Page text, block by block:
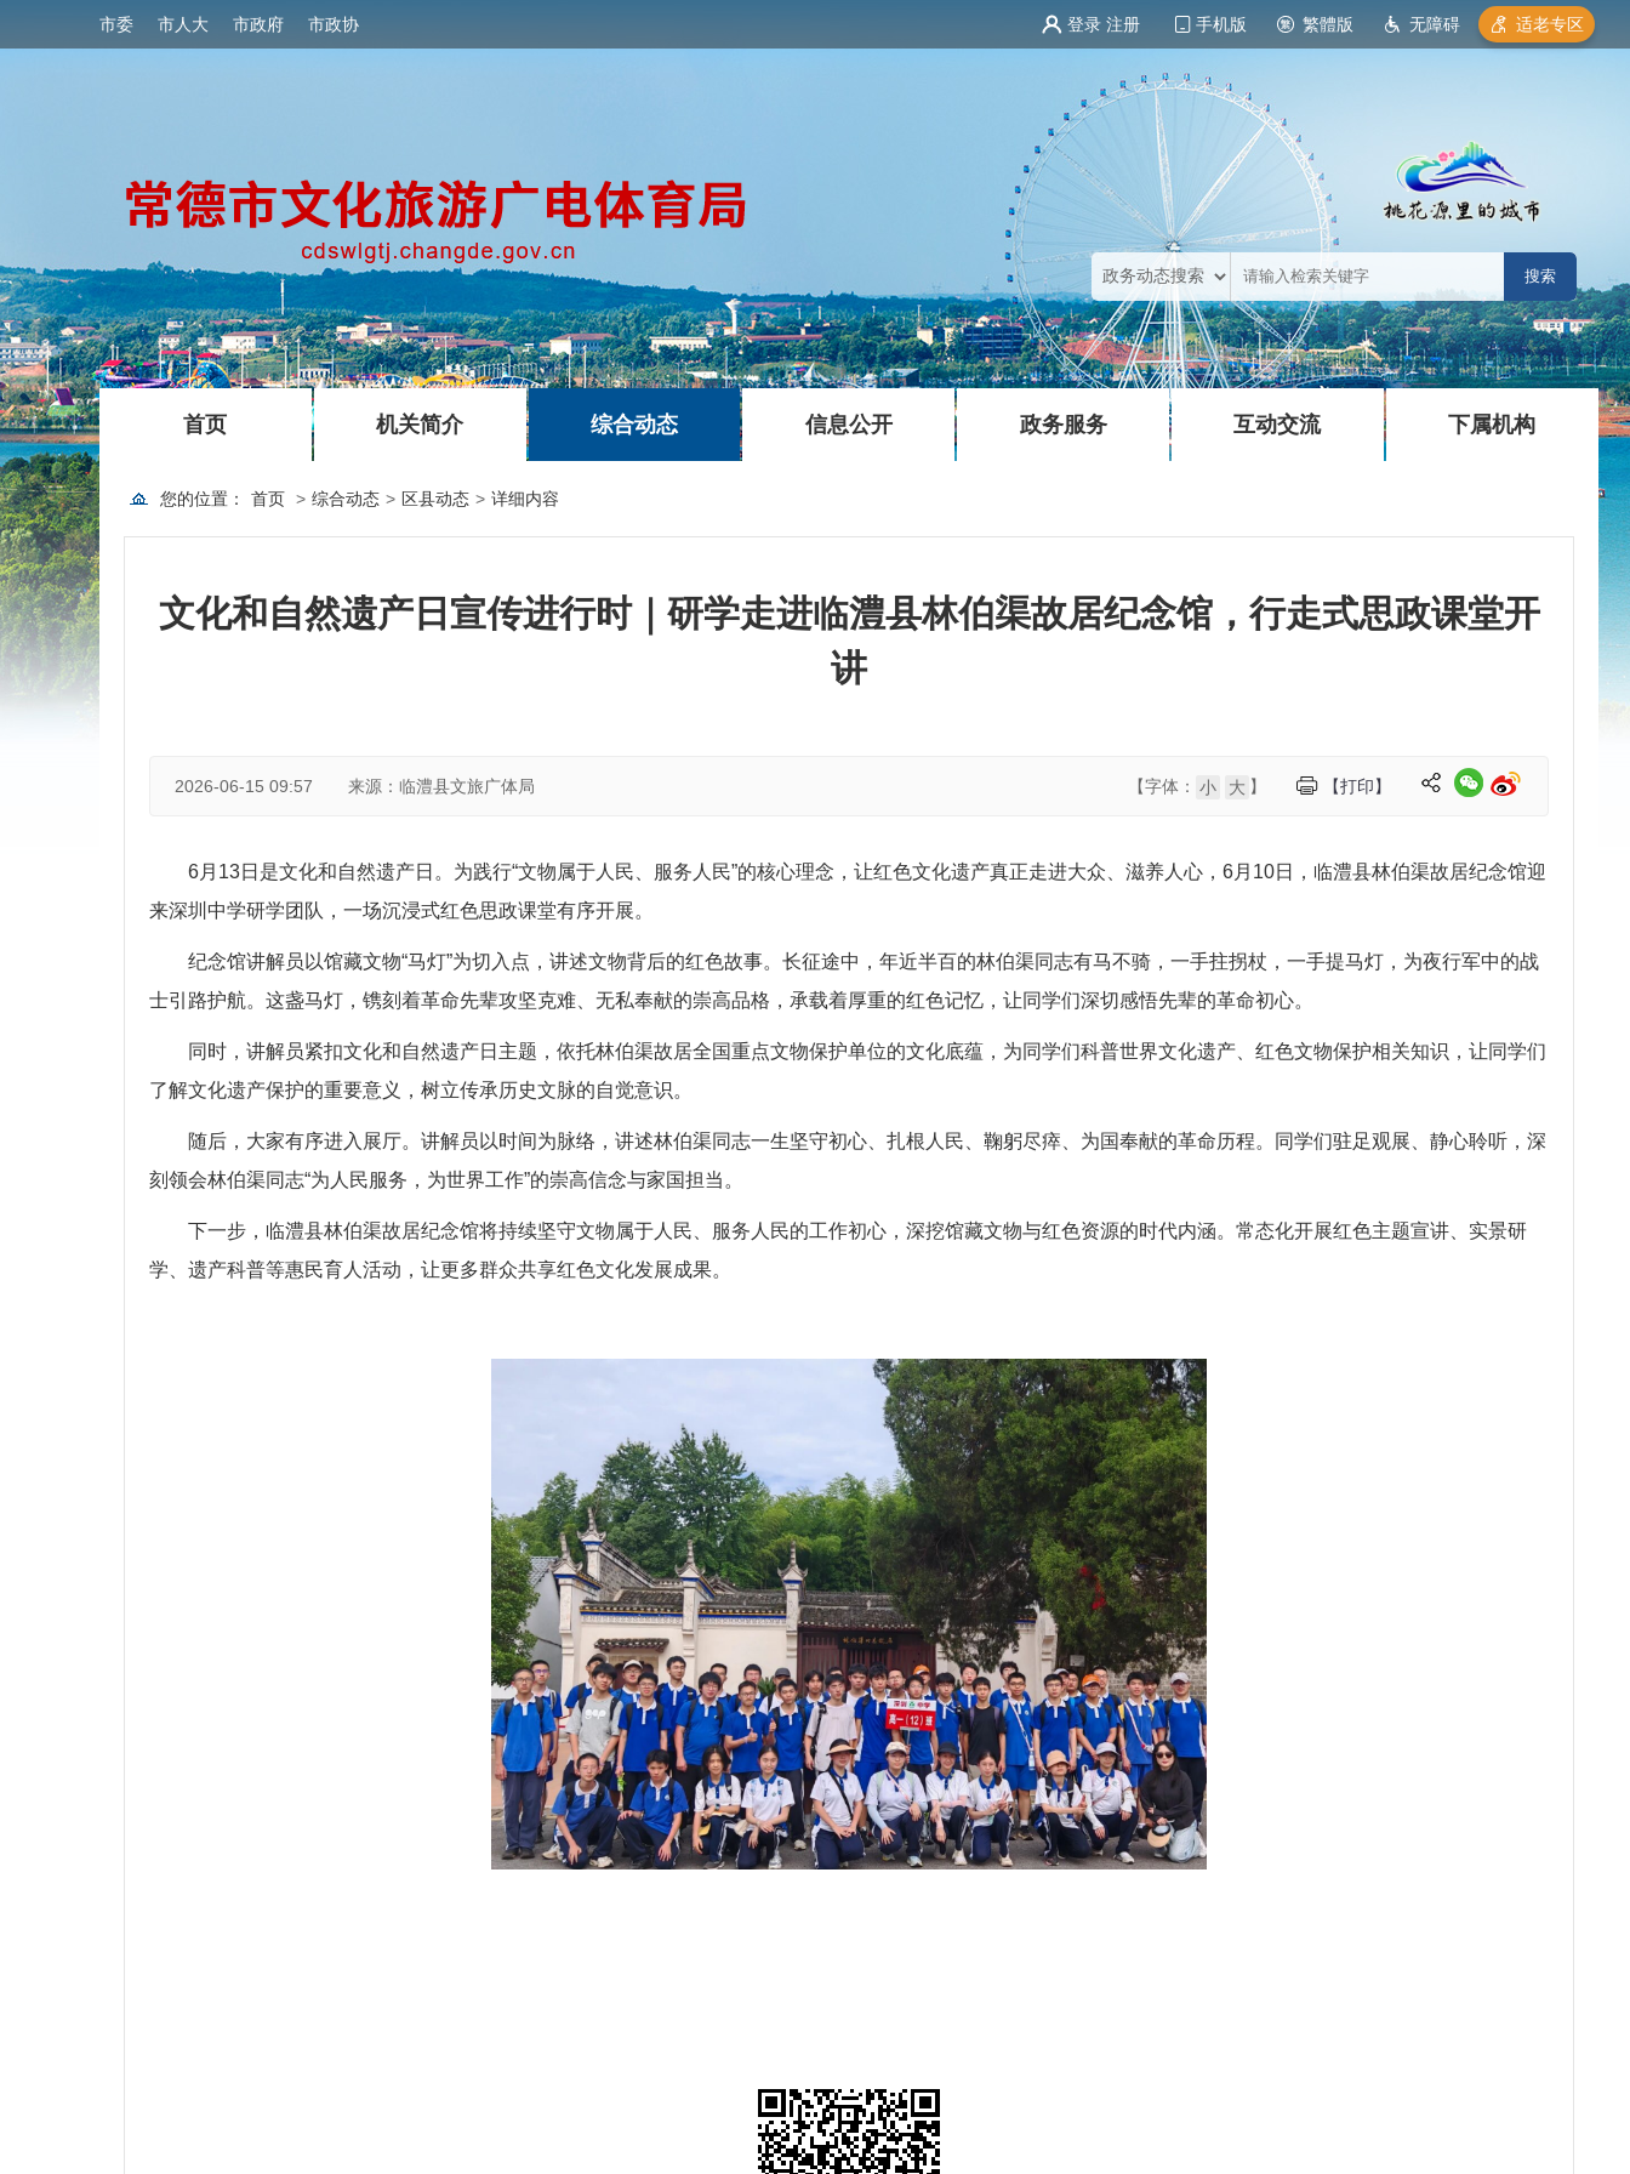
市委 市人大 市政府 市政协 登录 注册 手机版 繁體版 无障碍 适老专区
首页
|
机关简介
|
综合动态 信息公开 政务服务
|
互动交流
|
下属机构
您的位置： 首页 > 综合动态 > 区县动态 > 详细内容
文化和自然遗产日宣传进行时｜研学走进临澧县林伯渠故居纪念馆，行走式思政课堂开
讲
2026-06-15 09:57 来源：临澧县文旅广体局 【打印】
【字体： 小 大 】
6月13日是文化和自然遗产日。为践行“文物属于人民、服务人民”的核心理念，让红色文化遗产真正走进大众、滋养人心，6月10日，临澧县林伯渠故居纪念馆迎
来深圳中学研学团队，一场沉浸式红色思政课堂有序开展。
纪念馆讲解员以馆藏文物“马灯”为切入点，讲述文物背后的红色故事。长征途中，年近半百的林伯渠同志有马不骑，一手拄拐杖，一手提马灯，为夜行军中的战
士引路护航。这盏马灯，镌刻着革命先辈攻坚克难、无私奉献的崇高品格，承载着厚重的红色记忆，让同学们深切感悟先辈的革命初心。
同时，讲解员紧扣文化和自然遗产日主题，依托林伯渠故居全国重点文物保护单位的文化底蕴，为同学们科普世界文化遗产、红色文物保护相关知识，让同学们
了解文化遗产保护的重要意义，树立传承历史文脉的自觉意识。
随后，大家有序进入展厅。讲解员以时间为脉络，讲述林伯渠同志一生坚守初心、扎根人民、鞠躬尽瘁、为国奉献的革命历程。同学们驻足观展、静心聆听，深
刻领会林伯渠同志“为人民服务，为世界工作”的崇高信念与家国担当。
下一步，临澧县林伯渠故居纪念馆将持续坚守文物属于人民、服务人民的工作初心，深挖馆藏文物与红色资源的时代内涵。常态化开展红色主题宣讲、实景研
学、遗产科普等惠民育人活动，让更多群众共享红色文化发展成果。